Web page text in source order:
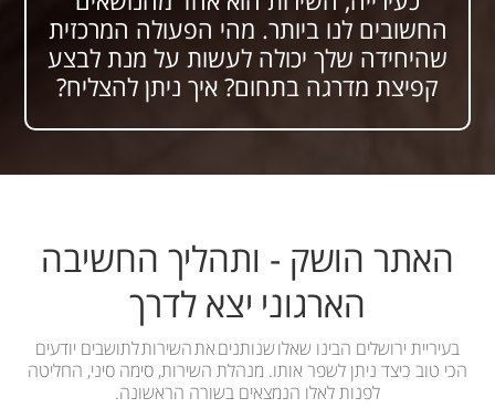
החשובים לנו ביותר. מהי הפעולה המרכזית
שהיחידה שלך יכולה לעשות על מנת לבצע
קפיצת מדרגה בתחום? איך ניתן להצליח?
האתר הושק - ותהליך החשיבה
הארגוני יצא לדרך
בעיריית ירושלים הבינו שאלו שנותנים את השירות לתושבים יודעים
הכי טוב כיצד ניתן לשפר אותו. מנהלת השירות, סימה סיני, החליטה
לפנות לאלו הנמצאים בשורה הראשונה.